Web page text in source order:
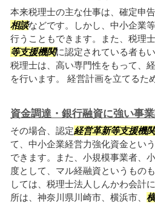
本来税理士の主な仕事は、確定申
相談などです。しかし、中小企業
行うこともできます。また、税理
等支援機関に認定されている者も
税理士は、高い専門性をもって、
を行います。 経営計画を立てるた
資金調達・銀行融資に強い事
その場合、認定経営革新等支援機関
て、中小企業経営力強化資金とい
できます。また、小規模事業者、
度として、マル経融資というもの
しては、税理士法人しんかわ会計
所は、神奈川県川崎市、横浜市、